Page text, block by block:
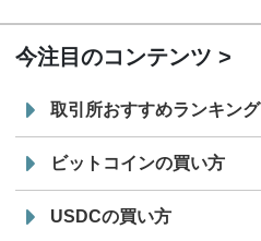
今注目のコンテンツ
取引所おすすめランキング
ビットコインの買い方
USDCの買い方